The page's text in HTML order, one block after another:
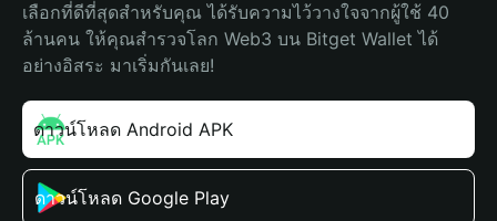
เลือกที่ดีที่สุดสำหรับคุณ ได้รับความไว้วางใจจากผู้ใช้ 40
ล้านคน ให้คุณสำรวจโลก Web3 บน Bitget Wallet ได้
อย่างอิสระ มาเริ่มกันเลย!
ดาวน์โหลด Android APK
ดาวน์โหลด Google Play